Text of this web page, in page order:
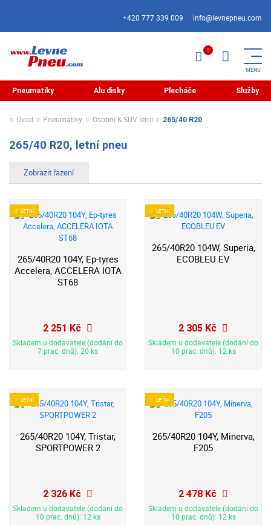
+420 777 339 009 info@levnepneu.com
Pneumatiky Alu disky Plecháče Služby
Úvod Pneumatiky Osobní & SUV letní 265/40 R20
265/40 R20, letní pneu
LETNÍ
265/40R20 104Y, Ep-tyres
Accelera, ACCELERA IOTA
ST68
2 251 Kč
Skladem u dodavatele (dodání do
7 prac. dnů): 20 ks
LETNÍ
265/40R20 104W, Superia,
ECOBLEU EV
2 305 Kč
Skladem u dodavatele (dodání do
10 prac. dnů): 12 ks
LETNÍ
265/40R20 104Y, Tristar,
SPORTPOWER 2
2 326 Kč
Skladem u dodavatele (dodání do
10 prac. dnů): 12 ks
LETNÍ
265/40R20 104Y, Minerva,
F205
2 478 Kč
Skladem u dodavatele (dodání do
10 prac. dnů): 12 ks